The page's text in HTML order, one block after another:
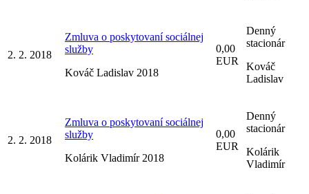
2. 2. 2018
Zmluva o poskytovaní sociálnej
služby
Kováč Ladislav 2018
0,00
EUR
Denný
stacionár
Kováč
Ladislav
2. 2. 2018
Zmluva o poskytovaní sociálnej
služby
Kolárik Vladimír 2018
0,00
EUR
Denný
stacionár
Kolárik
Vladimír